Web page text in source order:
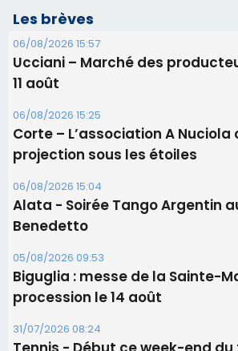
Alata - Soirée Tango Argentin
Benedetto
05/08/2026 09:53
Biguglia : messe de la Sainte-
procession le 14 août
31/07/2026 08:24
Tennis - Début ce week-end du
RCPV
31/07/2026 08:22
82ème anniversaire de la
Commandant Antoine de Saint
Les plus lus